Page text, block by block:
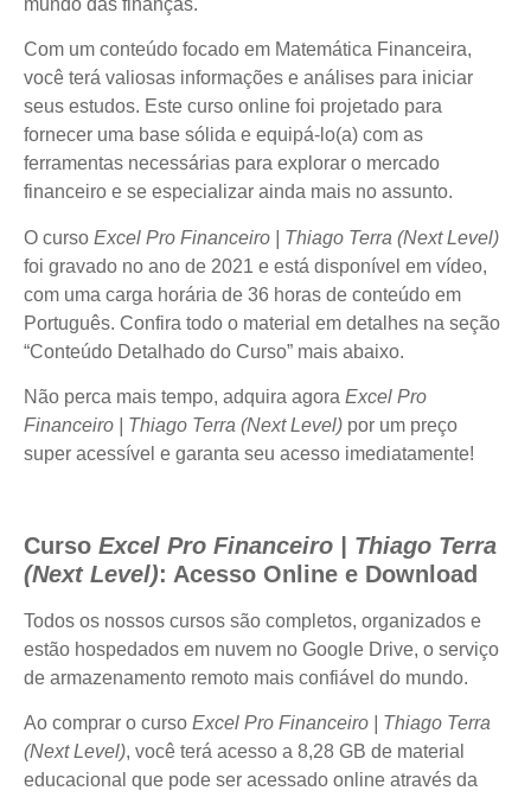
Com um conteúdo focado em Matemática Financeira,
você terá valiosas informações e análises para iniciar
seus estudos. Este curso online foi projetado para
fornecer uma base sólida e equipá-lo(a) com as
ferramentas necessárias para explorar o mercado
financeiro e se especializar ainda mais no assunto.
O curso Excel Pro Financeiro | Thiago Terra (Next Level)
foi gravado no ano de 2021 e está disponível em vídeo,
com uma carga horária de 36 horas de conteúdo em
Português. Confira todo o material em detalhes na seção
“Conteúdo Detalhado do Curso” mais abaixo.
Não perca mais tempo, adquira agora Excel Pro
Financeiro | Thiago Terra (Next Level) por um preço
super acessível e garanta seu acesso imediatamente!
Curso Excel Pro Financeiro | Thiago Terra
(Next Level): Acesso Online e Download
Todos os nossos cursos são completos, organizados e
estão hospedados em nuvem no Google Drive, o serviço
de armazenamento remoto mais confiável do mundo.
Ao comprar o curso Excel Pro Financeiro | Thiago Terra
(Next Level), você terá acesso a 8,28 GB de material
educacional que pode ser acessado online através da